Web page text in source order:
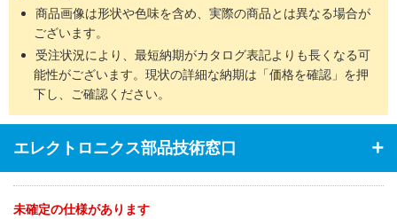
商品画像は形状や色味を含め、実際の商品とは異なる場合が
ございます。
受注状況により、最短納期がカタログ表記よりも長くなる可
能性がございます。現状の詳細な納期は「価格を確認」を押
下し、ご確認ください。
エレクトロニクス部品技術窓口
未確定の仕様があります